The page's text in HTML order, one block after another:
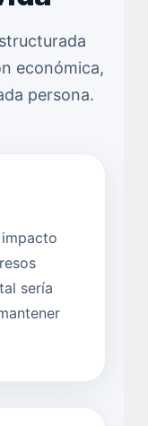
económica,
persona.
sería